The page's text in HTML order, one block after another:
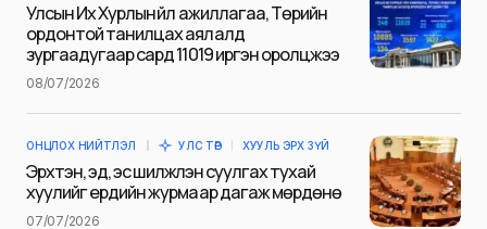
тэмдэглэсэн
Name
Улсын Их Хурлын үйл ажиллагаа, Төрийн
ордонтой танилцах аялалд
зургаадугаар сард 11019 иргэн оролцжээ
08/07/2026
ОНЦЛОХ НИЙТЛЭЛ УЛС ТӨР ХУУЛЬ ЭРХ ЗҮЙ
Эрхтэн, эд, эс шилжүүлэн суулгах тухай
хуулийг ердийн журмаар дагаж мөрдөнө
07/07/2026